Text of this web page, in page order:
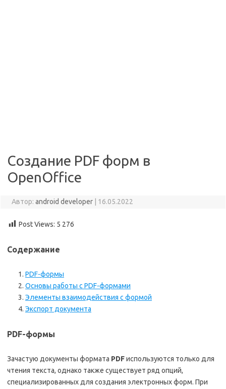
Создание PDF форм в
OpenOffice
Автор: android developer 16.05.2022
Post Views: 5 276
Содержание
PDF-формы
Основы работы с PDF-формами
Элементы взаимодействия с формой
Экспорт документа
PDF-формы
Зачастую документы формата PDFиспользуются только для
чтения текста, однако также существует ряд опций,
специализированных для создания электронных форм. При